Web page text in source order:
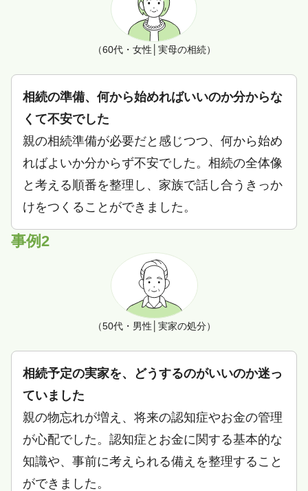
（60代・女性│実母の相続）
相続の準備、何から始めればいいのか分からな
くて不安でした
親の相続準備が必要だと感じつつ、何から始め
ればよいか分からず不安でした。相続の全体像
と考える順番を整理し、家族で話し合うきっか
けをつくることができました。
事例2
（50代・男性│実家の処分）
相続予定の実家を、どうするのがいいのか迷っ
ていました
親の物忘れが増え、将来の認知症やお金の管理
が心配でした。認知症とお金に関する基本的な
知識や、事前に考えられる備えを整理すること
ができました。